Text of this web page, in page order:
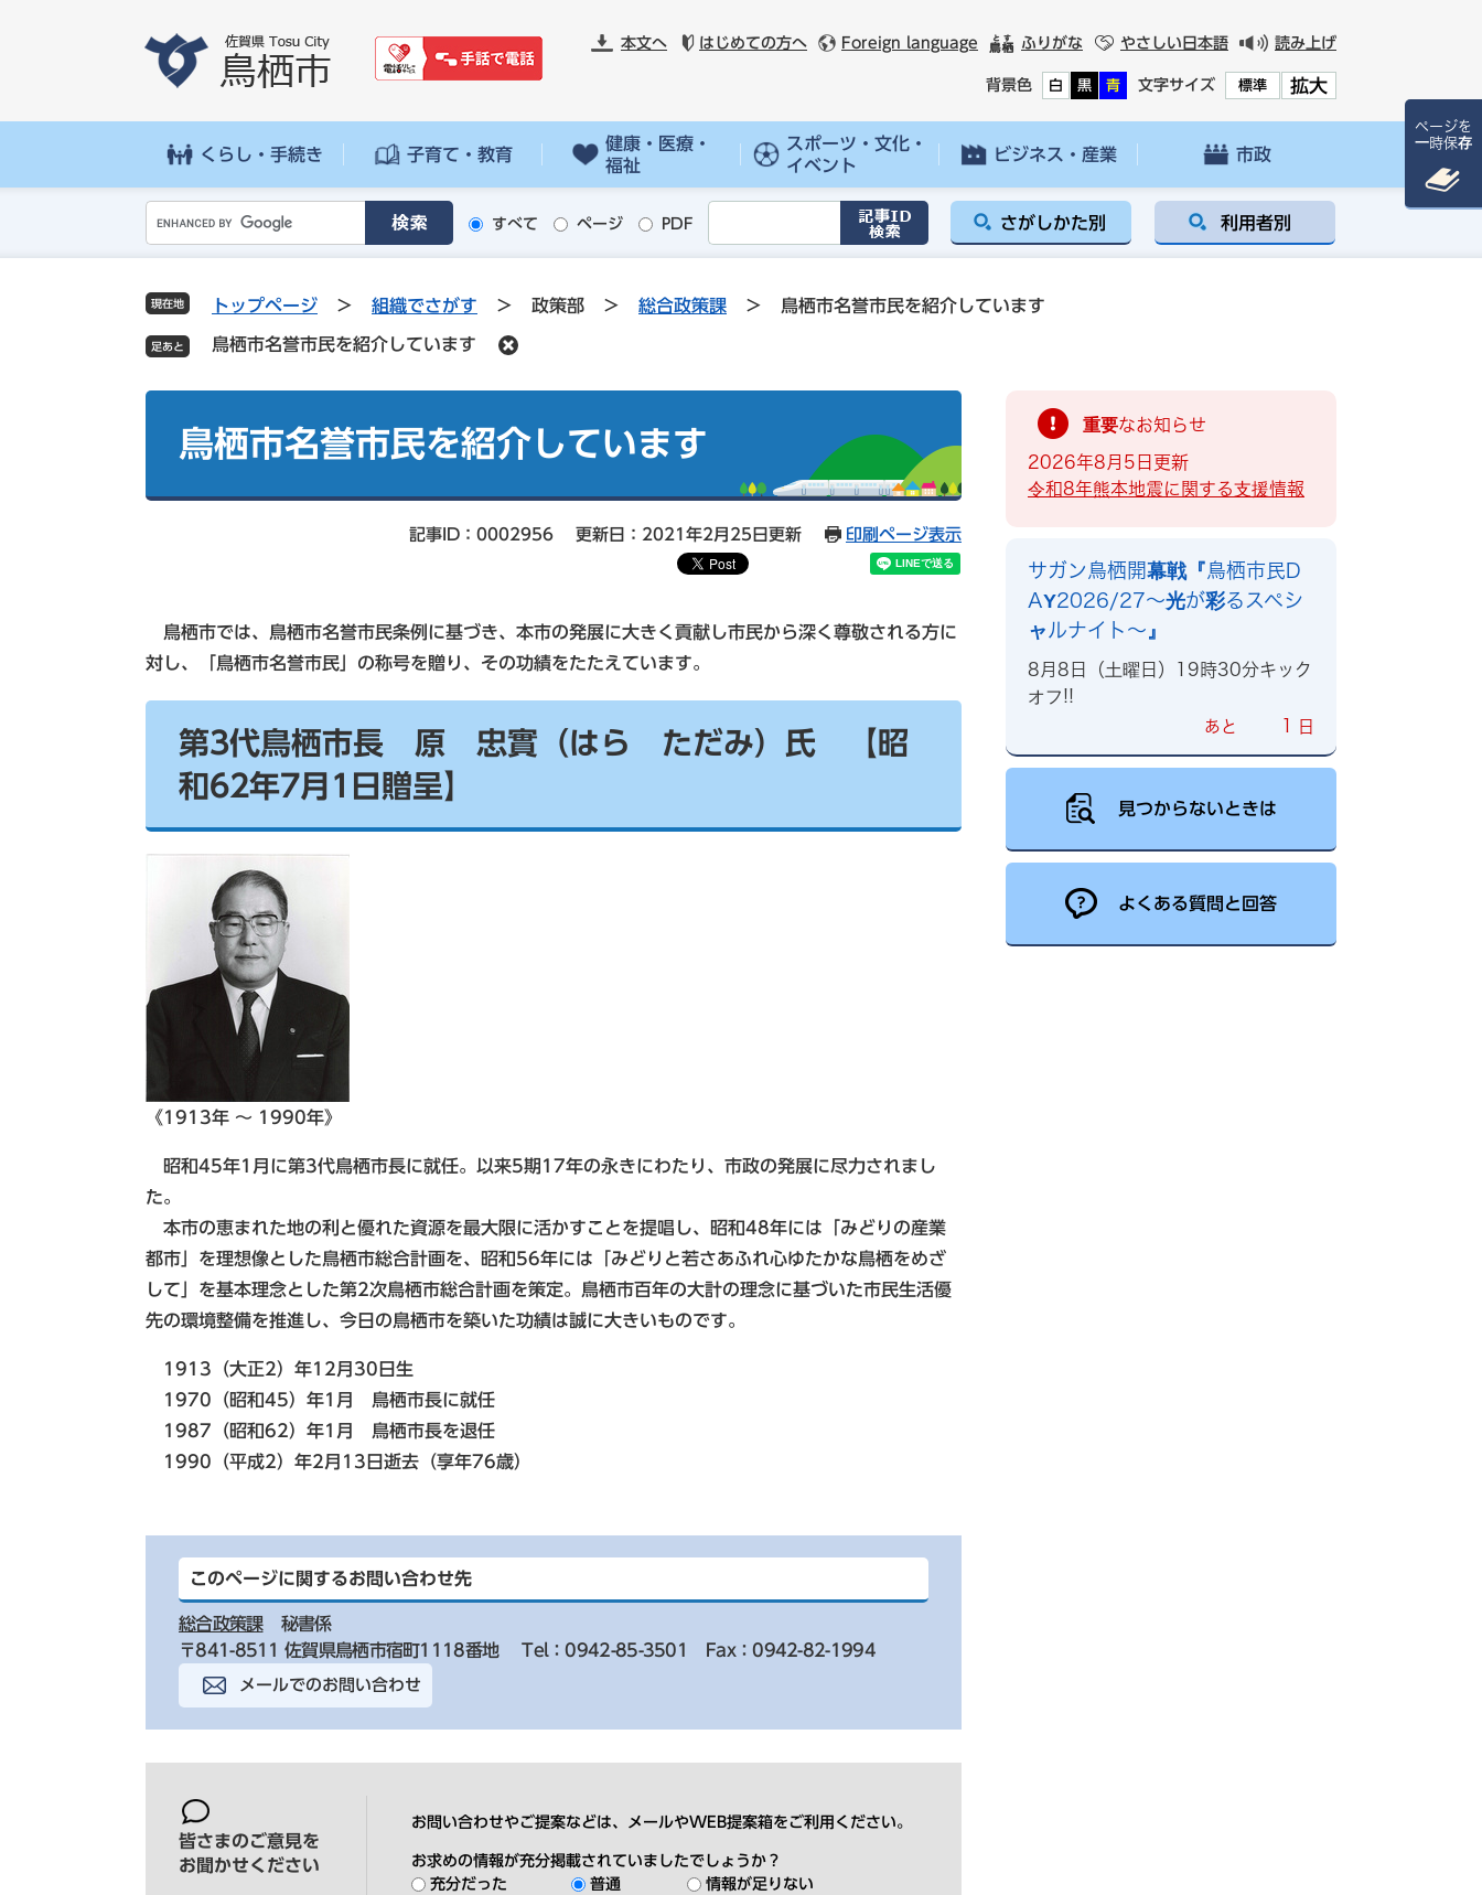
先
を
本文へ はじめての方へ Foreign language ふりがな やさしい日本語 読み上げ
背景色 白 黒 青 文字サイズ 標準 拡大
くらし・手続き 子育て・教育
健康・医療・
福祉
スポーツ・文化・
イベント
ビジネス・産業 市政
o
g
l
e
ス
索
すべて ページ PDF さがしかた別 利用者別
現在地 トップページ > 組織でさがす > 政策部 > 総合政策課 > 鳥栖市名誉市民を紹介しています
鳥栖市名誉市民を紹介しています
鳥栖市名誉市民を紹介しています
記事ID：0002956 更新日：2021年2月25日更新 印刷ページ表示
鳥栖市では、鳥栖市名誉市民条例に基づき、本市の発展に大きく貢献し市民から深く尊敬される方に
対し、「鳥栖市名誉市民」の称号を贈り、その功績をたたえています。
第3代鳥栖市長 原 忠實（はら ただみ）氏
【昭
和62年7月1日贈呈】
《1913年 ～ 1990年》
昭和45年1月に第3代鳥栖市長に就任。以来5期17年の永きにわたり、市政の発展に尽力されまし
た。
本市の恵まれた地の利と優れた資源を最大限に活かすことを提唱し、昭和48年には「みどりの産業
都市」を理想像とした鳥栖市総合計画を、昭和56年には「みどりと若さあふれ心ゆたかな鳥栖をめざ
して」を基本理念とした第2次鳥栖市総合計画を策定。鳥栖市百年の大計の理念に基づいた市民生活優
先の環境整備を推進し、今日の鳥栖市を築いた功績は誠に大きいものです。
1913（大正2）年12月30日生
1970（昭和45）年1月 鳥栖市長に就任
1987（昭和62）年1月 鳥栖市長を退任
1990（平成2）年2月13日逝去（享年76歳）
このページに関するお問い合わせ先
総合政策課
秘書係
〒841-8511 佐賀県鳥栖市宿町1118番地
Tel：0942-85-3501 Fax：0942-82-1994
メールでのお問い合わせ
皆さまのご意見を
お聞かせください
お問い合わせやご提案などは、メールやWEB提案箱をご利用ください。
お求めの情報が充分掲載されていましたでしょうか？
充分だった
普通 情報が足りない
重要なお知らせ
2026年8月5日更新
令和8年熊本地震に関する支援情報
サガン鳥栖開幕戦『鳥栖市民D
AY2026/27～光が彩るスペシ
ャルナイト～』
8月8日（土曜日）19時30分キック
オフ!!
あと 1 日
見つからないときは
よくある質問と回答
ページを
一時保存